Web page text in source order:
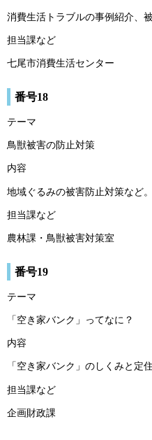
消費生活トラブルの事例紹介、
担当課など
七尾市消費生活センター
番号18
テーマ
鳥獣被害の防止対策
内容
地域ぐるみの被害防止対策など。
担当課など
農林課・鳥獣被害対策室
番号19
テーマ
「空き家バンク」ってなに？
内容
「空き家バンク」のしくみと定
担当課など
企画財政課